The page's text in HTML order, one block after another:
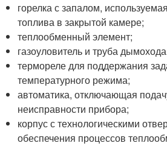
горелка с запалом,
топлива в закрытой камере;
теплообменный элемент;
газоуловитель и труба
термореле для поддержания
температурного режима;
автоматика, отключающая
неисправности прибора;
корпус с технологическими
обеспечения процессов